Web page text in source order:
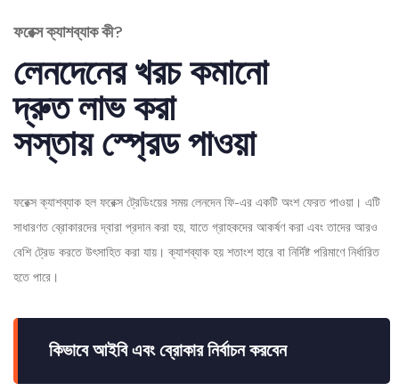
ফরেক্স ক্যাশব্যাক কী?
লেনদেনের খরচ কমানো
দ্রুত লাভ করা
সস্তায় স্প্রেড পাওয়া
ফরেক্স ক্যাশব্যাক হল ফরেক্স ট্রেডিংয়ের সময় লেনদেন ফি-এর একটি অংশ ফেরত পাওয়া। এটি
সাধারণত ব্রোকারদের দ্বারা প্রদান করা হয়, যাতে গ্রাহকদের আকর্ষণ করা এবং তাদের আরও
বেশি ট্রেড করতে উৎসাহিত করা যায়। ক্যাশব্যাক হয় শতাংশ হারে বা নির্দিষ্ট পরিমাণে নির্ধারিত
হতে পারে।
কিভাবে আইবি এবং ব্রোকার নির্বাচন করবেন